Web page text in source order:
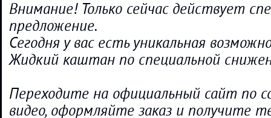
Внимание! Только сейчас действует
предложение.
Сегодня у вас есть уникальная
Жидкий каштан по специальной
Переходите на официальный сайт по
видео, оформляйте заказ и получите